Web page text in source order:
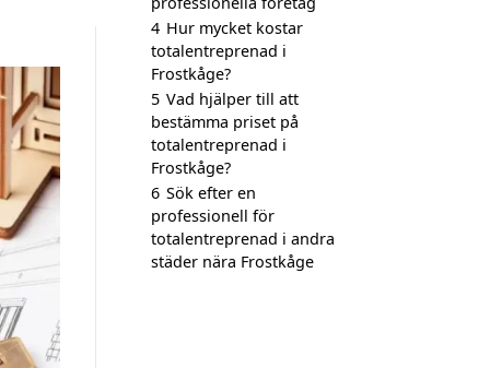
4 Hur mycket kostar
totalentreprenad i
Frostkåge?
5 Vad hjälper till att
bestämma priset på
totalentreprenad i
Frostkåge?
6 Sök efter en
professionell för
totalentreprenad i andra
städer nära Frostkåge